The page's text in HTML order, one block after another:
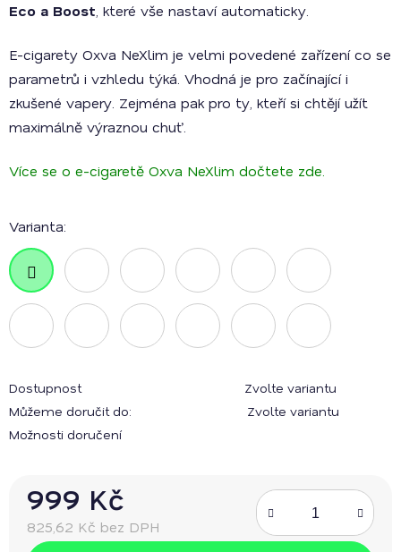
Eco a Boost , které vše nastaví automaticky.
E-cigarety Oxva NeXlim je velmi povedené zařízení co se
parametrů i vzhledu týká. Vhodná je pro začínající i
zkušené vapery. Zejména pak pro ty, kteří si chtějí užít
maximálně výraznou chuť.
Více se o e-cigaretě Oxva NeXlim dočtete zde.
Varianta:
Dostupnost
Zvolte variantu
Můžeme doručit do:
Zvolte variantu
Možnosti doručení
999 Kč
825,62 Kč bez DPH